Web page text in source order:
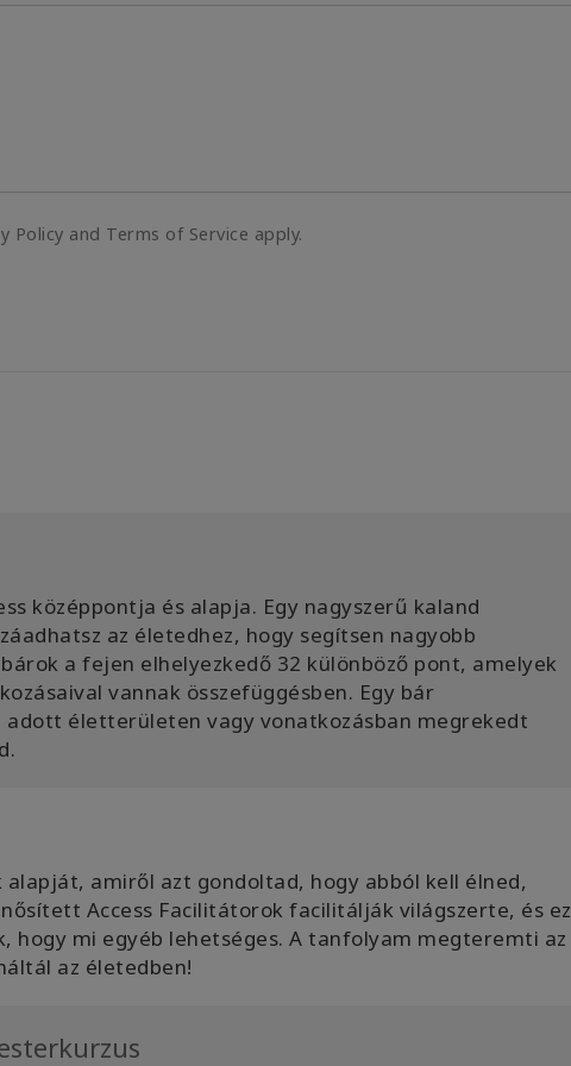
and Terms of Service apply.
középpontja és alapja. Egy nagyszerű kaland
az életedhez, hogy segítsen nagyobb
a fejen elhelyezkedő 32 különböző pont, amelyek
vannak összefüggésben. Egy bár
életterületen vagy vonatkozásban megrekedt
amiről azt gondoltad, hogy abból kell élned,
Access Facilitátorok facilitálják világszerte, és ez
hogy mi egyéb lehetséges. A tanfolyam megteremti az
az életedben!